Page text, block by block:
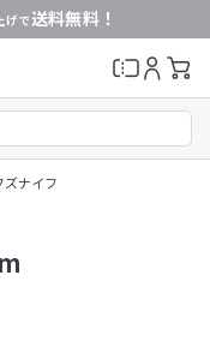
げで送料無料！
ズナイフ